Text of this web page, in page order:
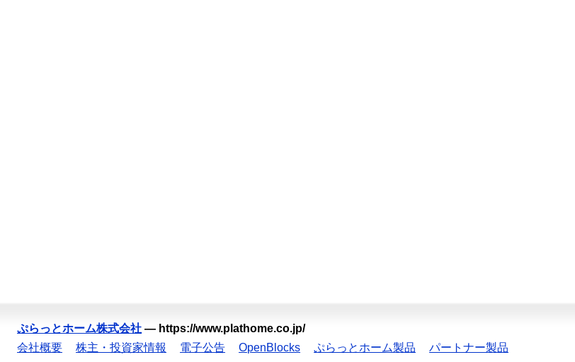
ぷらっとホーム株式会社 — https://www.plathome.co.jp/
会社概要
株主・投資家情報 電子公告 OpenBlocks ぷらっとホーム製品 パートナー製品